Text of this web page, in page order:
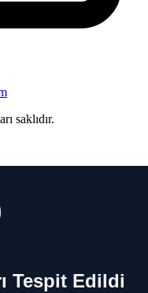
saklıdır.
Tespit Edildi